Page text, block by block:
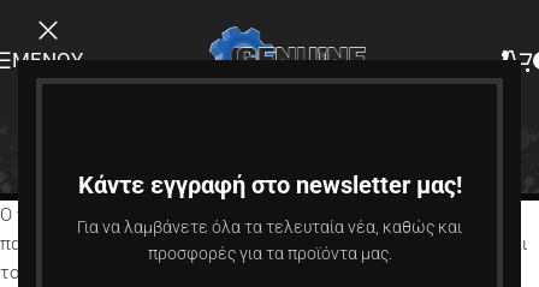
Κάντε εγγραφή στο newsletter μας!
Για να λαμβάνετε όλα τα τελευταία νέα, καθώς και
προσφορές για τα προϊόντα μας.
ΜΕΝΟΎ
Αρχική Πολιτική Επιστροφών
Ο πελάτης έχει το δικαίωμα να επιστρέψει ολόκληρη την
παραγγελία ή μέρος αυτής, χωρίς να υποχρεούται να ανακοινώνει
το λόγο για τον οποίο επιθυμεί την επιστροφή των